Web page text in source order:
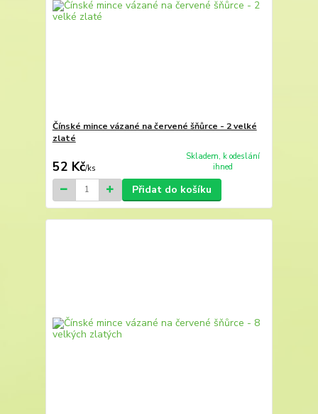
Čínské mince vázané na červené šňůrce - 2 velké
zlaté
52 Kč/ks
Skladem, k odeslání
ihned
Přidat do košíku